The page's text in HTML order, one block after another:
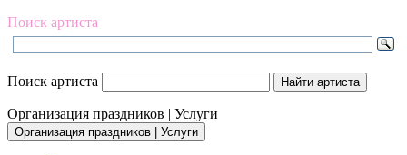
Поиск артиста
Поиск артиста
Организация праздников | Услуги
Организация праздников | Услуги